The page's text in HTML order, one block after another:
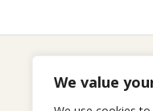
We value